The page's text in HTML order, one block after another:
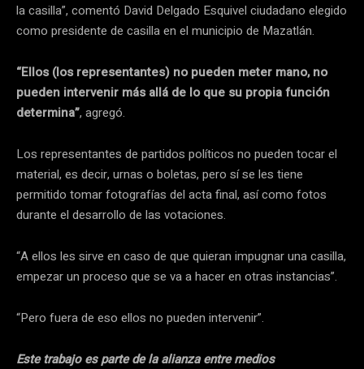
la casilla”, comentó David Delgado Esquivel ciudadano elegido
como presidente de casilla en el municipio de Mazatlán.
“Ellos (los representantes) no pueden meter mano, no
pueden intervenir más allá de lo que su propia función
determina”, agregó.
Los representantes de partidos políticos no pueden tocar el
material, es decir, urnas o boletas, pero sí se les tiene
permitido tomar fotografías del acta final, así como fotos
durante el desarrollo de las votaciones.
“A ellos les sirve en caso de que quieran impugnar una casilla,
empezar un proceso que se va a hacer en otras instancias”.
“Pero fuera de eso ellos no pueden intervenir”.
Este trabajo es parte de la alianza entre medios